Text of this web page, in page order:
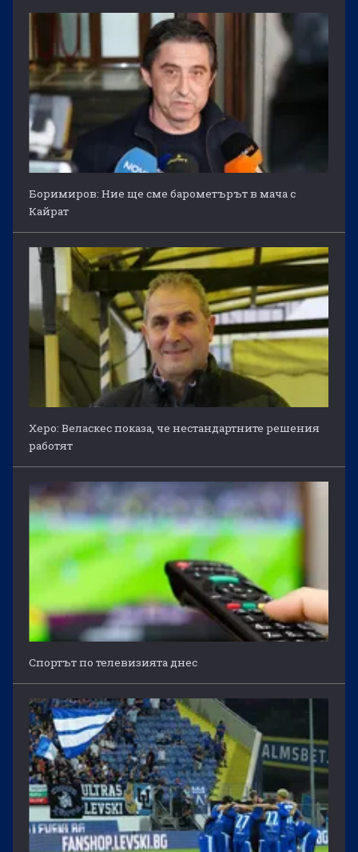
Боримиров: Ние ще сме барометърът в мача с
Кайрат
Херо: Веласкес показа, че нестандартните решения
работят
Спортът по телевизията днес